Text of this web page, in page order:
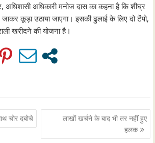
अधिशासी अधिकारी मनोज दास का कहना है कि शीघ्र
जाकर कूड़ा उठाया जाएगा। इसकी ढुलाई के लिए दो टेंपो,
खरीदने की योजना है।
चोर दबोचे
लाखों खर्चने के बाद भी तर नहीं हुए
हलक